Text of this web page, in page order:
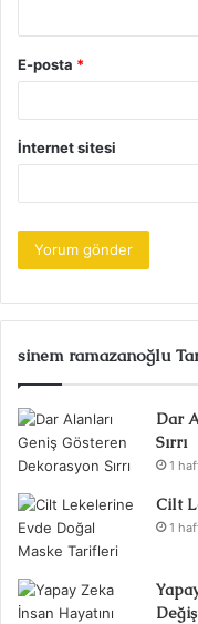
E-posta *
İnternet sitesi
sinem ramazanoğlu
Dar
Sırrı
1
Cilt
1